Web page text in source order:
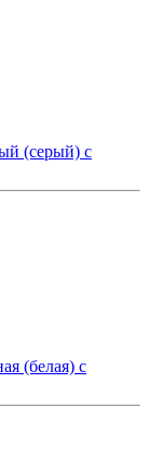
(серый) с
(белая) с